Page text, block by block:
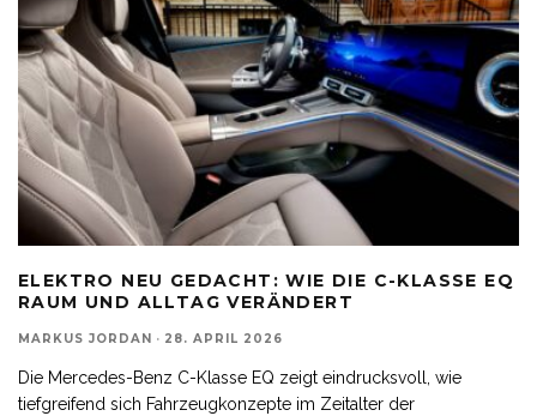
ELEKTRO NEU GEDACHT: WIE DIE C-KLASSE EQ
RAUM UND ALLTAG VERÄNDERT
MARKUS JORDAN · 28. APRIL 2026
Die Mercedes-Benz C-Klasse EQ zeigt eindrucksvoll, wie
tiefgreifend sich Fahrzeugkonzepte im Zeitalter der